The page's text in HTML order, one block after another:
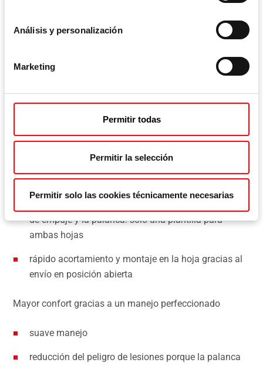
Análisis y personalización
Marketing
Permitir todas
Permitir la selección
Permitir solo las cookies técnicamente necesarias
Cremona de segunda hoja Plus
Rentable gracias a un montaje rápido y sin esfuerzo
misma posición de los cerraderos en la hoja activa y
de empuje y la palanca: solo una plantilla para
ambas hojas
rápido acortamiento y montaje en la hoja gracias al
envío en posición abierta
Mayor confort gracias a un manejo perfeccionado
suave manejo
reducción del peligro de lesiones porque la palanca